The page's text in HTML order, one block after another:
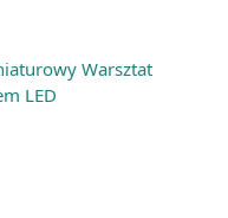
Warsztat
LED